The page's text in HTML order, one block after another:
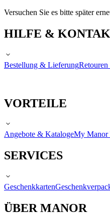
Versuchen Sie es bitte später
HILFE &
Bestellung & Lieferung
VORTEILE
Angebote & KatalogeMy Manor
SERVICES
Geschenkkarten
ÜBER MANOR